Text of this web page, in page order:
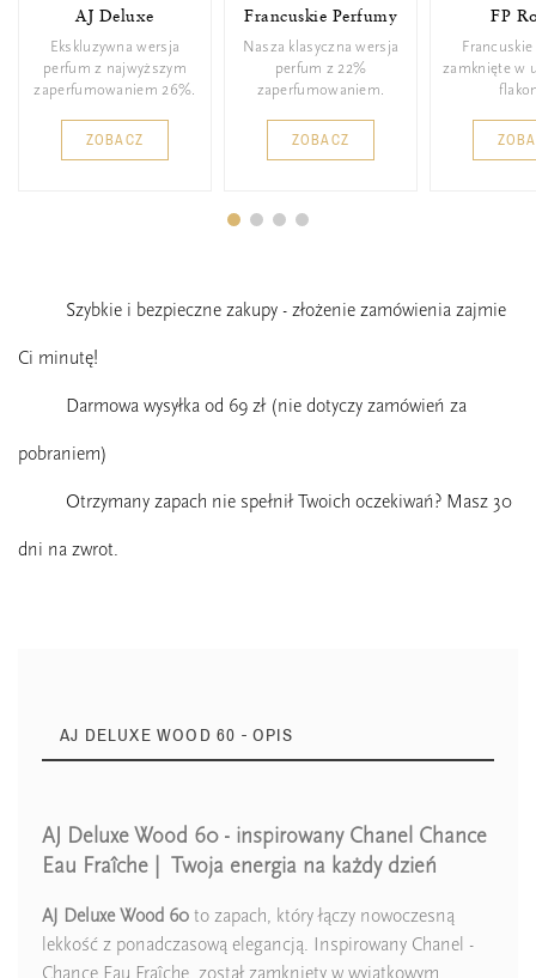
AJ Deluxe
Ekskluzywna wersja
perfum z najwyższym
zaperfumowaniem 26%.
ZOBACZ
Francuskie Perfumy
Nasza klasyczna wersja
perfum z 22%
zaperfumowaniem.
ZOBACZ
FP
zamknięte w
Szybkie i bezpieczne zakupy - złożenie zamówienia zajmie
Ci minutę!
Darmowa wysyłka od 69 zł (nie dotyczy zamówień za
pobraniem)
Otrzymany zapach nie spełnił Twoich oczekiwań? Masz 30
dni na zwrot.
AJ DELUXE WOOD 60 - OPIS
AJ Deluxe Wood 60 - inspirowany Chanel Chance
Eau Fraîche | Twoja energia na każdy dzień
AJ Deluxe Wood 60 to zapach, który łączy nowoczesną
lekkość z ponadczasową elegancją. Inspirowany Chanel -
Chance Eau Fraîche, został zamknięty w wyjątkowym
Zaperfumowanie 26%